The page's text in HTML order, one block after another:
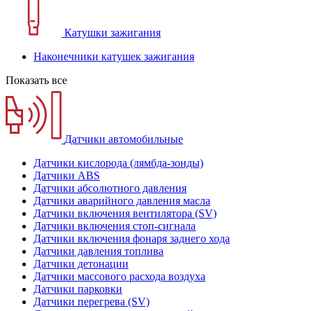
Катушки зажигания
Наконечники катушек зажигания
Показать все
Датчики автомобильные
Датчики кислорода (лямбда-зонды)
Датчики ABS
Датчики абсолютного давления
Датчики аварийного давления масла
Датчики включения вентилятора (SV)
Датчики включения стоп-сигнала
Датчики включения фонаря заднего хода
Датчики давления топлива
Датчики детонации
Датчики массового расхода воздуха
Датчики парковки
Датчики перегрева (SV)